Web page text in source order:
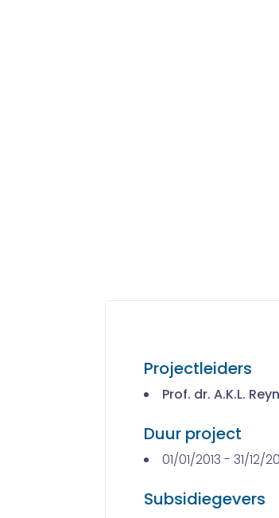
Projectleiders
Prof. dr. A.K.L.
Duur project
01/01/2013 - 31/12/
Subsidiegevers